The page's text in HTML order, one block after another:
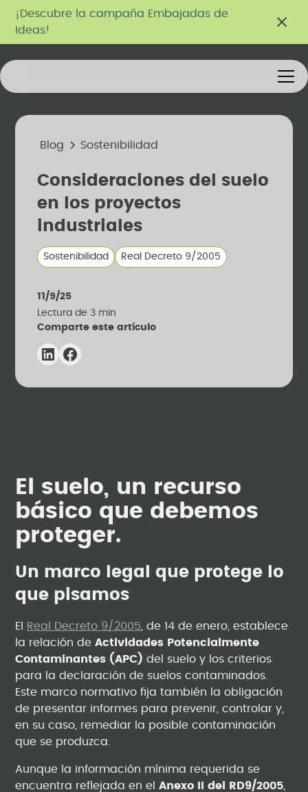
¡Descubre la campaña Embajadas de
Ideas!
Blog Sostenibilidad
Consideraciones del suelo
en los proyectos
industriales
Sostenibilidad Real Decreto 9/2005
11/9/25
Lectura de 3 min
Comparte este artículo
El suelo, un recurso
básico que debemos
proteger.
Un marco legal que protege lo
que pisamos
El Real Decreto 9/2005 , de 14 de enero, establece
la relación deActividades Potencialmente
Contaminantes (APC) del suelo y los criterios
para la declaración de suelos contaminados.
Este marco normativo fija también la obligación
de presentar informes para prevenir, controlar y,
en su caso, remediar la posible contaminación
que se produzca.
Aunque la información mínima requerida se
encuentra reflejada en elAnexo II del RD9/2005